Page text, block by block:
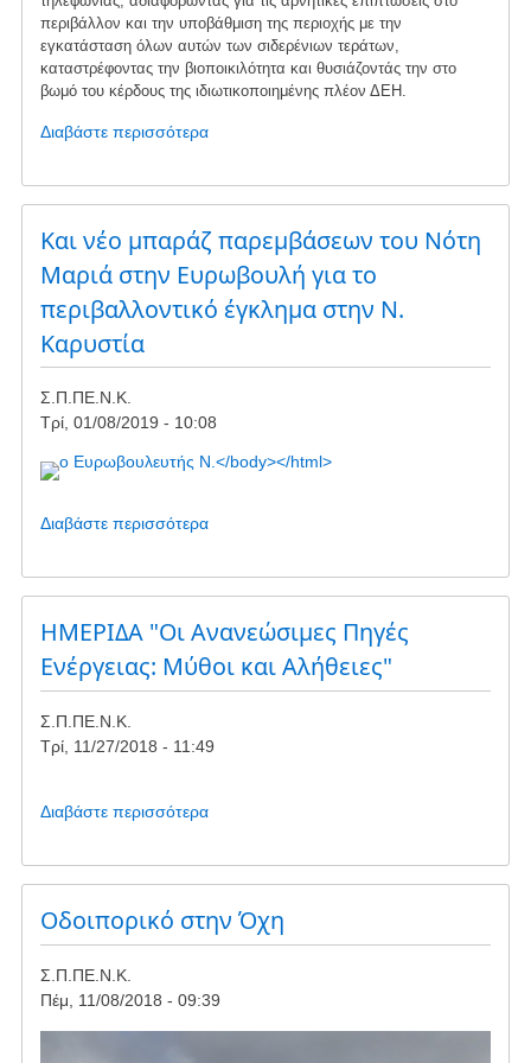
περιβάλλον και την υποβάθμιση της περιοχής με την
εγκατάσταση όλων αυτών των σιδερένιων τεράτων,
καταστρέφοντας την βιοποικιλότητα και θυσιάζοντάς την στο
βωμό του κέρδους της ιδιωτικοποιημένης πλέον ΔΕΗ.
Διαβάστε περισσότεραγια
Aνακοίνωση
της
Επιτροπής
Αγώνα
Μαρμαρίου
κατά
σταθμών
στο
Και νέο μπαράζ παρεμβάσεων του Νότη
Μαριά στην Ευρωβουλή για το
περιβαλλοντικό έγκλημα στην Ν.
Καρυστία
Σ.Π.ΠΕ.Ν.Κ.
Τρί, 01/08/2019 - 10:08
Διαβάστε περισσότεραγια
Και
νέο
παρεμβάσεων
του
Νότη
στην
το
έγκλημα
Ν.
Καρυστία
ΗΜΕΡΙΔΑ "Οι Ανανεώσιμες Πηγές
Ενέργειας: Μύθοι και Αλήθειες"
Σ.Π.ΠΕ.Ν.Κ.
Τρί, 11/27/2018 - 11:49
Διαβάστε περισσότεραγια
ΗΜΕΡΙΔΑ
"Οι
Ανανεώσιμες
Πηγές
και
Αλήθειες"
Οδοιπορικό στην Όχη
Σ.Π.ΠΕ.Ν.Κ.
Πέμ, 11/08/2018 - 09:39